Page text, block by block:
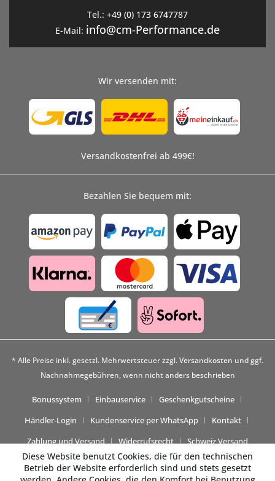
Tel.: +49 (0) 173 6747787
E-Mail: info@cm-Performance.de
Wir versenden mit:
Versandkostenfrei ab 499€!
Bezahlen Sie bequem mit:
* Alle Preise inkl. gesetzl. Mehrwertsteuer zzgl.Versandkosten und ggf.
Nachnahmegebühren, wenn nicht anders beschrieben
Bonussystem Einbauservice
Geschenkgutscheine
Händler-Login
Kundenservice per WhatsApp
Kontakt
Zahlung und Versand
Widerrufsrecht Schweiz Versand
Diese Website benutzt Cookies, die für den technischen
Betrieb der Website erforderlich sind und stets gesetzt